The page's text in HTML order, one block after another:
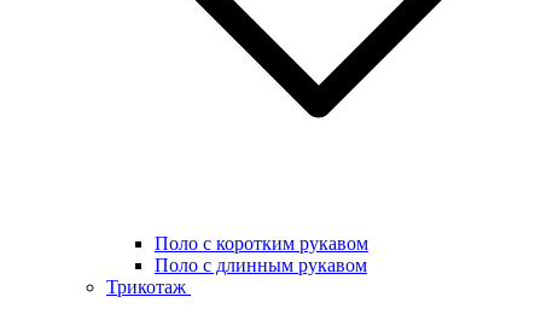
Поло с коротким рукавом
Поло с длинным рукавом
Трикотаж